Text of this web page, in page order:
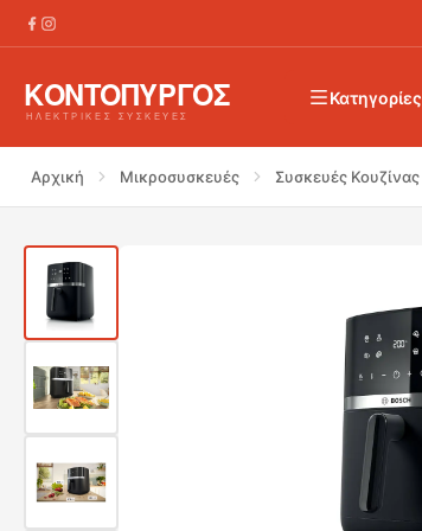
Κατηγορίες
Αρχική Μικροσυσκευές Συσκευές Κουζίνας